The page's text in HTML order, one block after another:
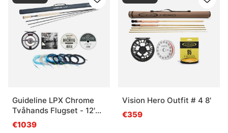
Guideline LPX Chrome
Tvåhands Flugset - 12'9''
#8/9
€1039
Vision Hero Outfit # 4 8'
€359